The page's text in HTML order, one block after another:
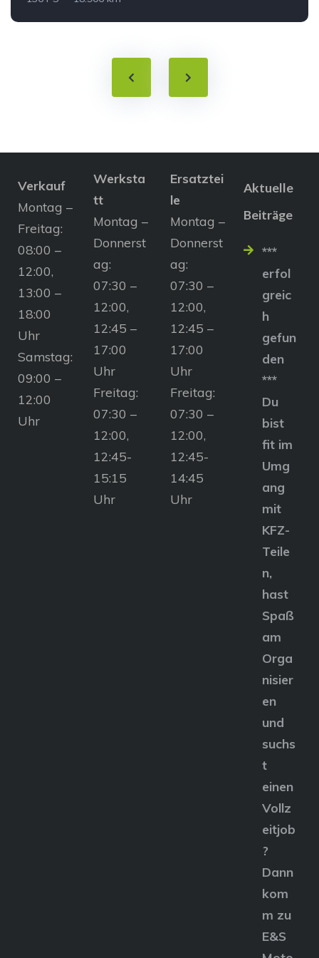
Verkauf
Montag –
Freitag:
08:00 –
12:00,
13:00 –
18:00
Uhr
Samstag:
09:00 –
12:00
Uhr
Werksta
tt
Montag –
Donnerst
ag:
07:30 –
12:00,
12:45 –
17:00
Uhr
Freitag:
07:30 –
12:00,
12:45-
15:15
Uhr
Ersatztei
le
Montag –
Donnerst
ag:
07:30 –
12:00,
12:45 –
17:00
Uhr
Freitag:
07:30 –
12:00,
12:45-
14:45
Uhr
Aktuelle
Beiträge
***
erfol
greic
h
gefun
den
***
Du
bist
fit im
Umg
ang
mit
KFZ-
Teile
n,
hast
Spaß
am
Orga
nisier
en
und
suchs
t
einen
Vollz
eitjob
?
Dann
kom
m zu
E&S